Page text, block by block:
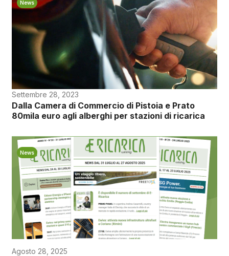
News
Settembre 28, 2023
Dalla Camera di Commercio di Pistoia e Prato
80mila euro agli alberghi per stazioni di ricarica
News
Agosto 28, 2025